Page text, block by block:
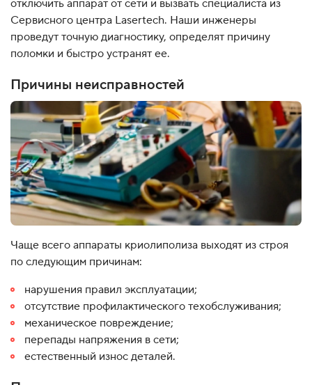
отключить аппарат от сети и вызвать специалиста из
Сервисного центра Lasertech. Наши инженеры
проведут точную диагностику, определят причину
поломки и быстро устранят ее.
Причины неисправностей
Чаще всего аппараты криолиполиза выходят из строя
по следующим причинам:
нарушения правил эксплуатации;
отсутствие профилактического техобслуживания;
механическое повреждение;
перепады напряжения в сети;
естественный износ деталей.